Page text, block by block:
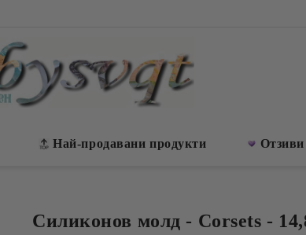
Най-продавани продукти
Силиконов молд - Corsets -